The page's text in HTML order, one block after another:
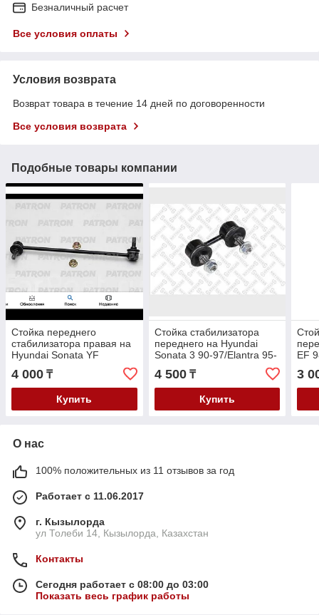
Безналичный расчет
Все условия оплаты
Условия возврата
Возврат товара в течение 14 дней по договоренности
Все условия возврата
Подобные товары компании
Стойка переднего
стабилизатора правая на
Hyundai Sonata YF
4 000 ₸
Купить
Стойка стабилизатора
переднего на Hyundai
Sonata 3 90-97/Elantra 95-
4 500₸
Купить
EF
3
О нас
100% положительных из 11 отзывов за год
Работает с 11.06.2017
г. Кызылорда
ул Толеби 14, Кызылорда, Казахстан
Контакты
Сегодня работает с 08:00 до 03:00
Показать весь график работы